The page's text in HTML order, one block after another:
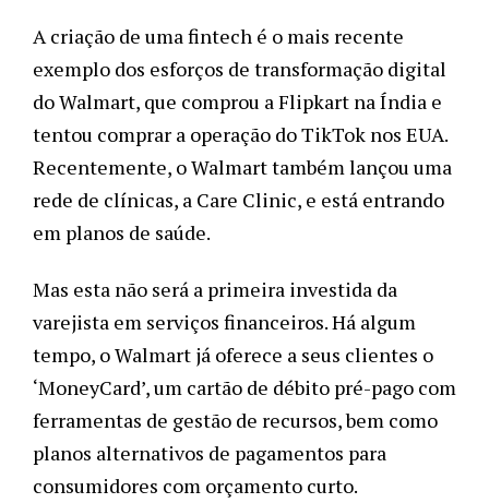
A criação de uma fintech é o mais recente
exemplo dos esforços de transformação digital
do Walmart, que comprou a Flipkart na Índia e
tentou comprar a operação do TikTok nos EUA.
Recentemente, o Walmart também lançou uma
rede de clínicas, a Care Clinic, e está entrando
em planos de saúde.
Mas esta não será a primeira investida da
varejista em serviços financeiros. Há algum
tempo, o Walmart já oferece a seus clientes o
‘MoneyCard’, um cartão de débito pré-pago com
ferramentas de gestão de recursos, bem como
planos alternativos de pagamentos para
consumidores com orçamento curto.